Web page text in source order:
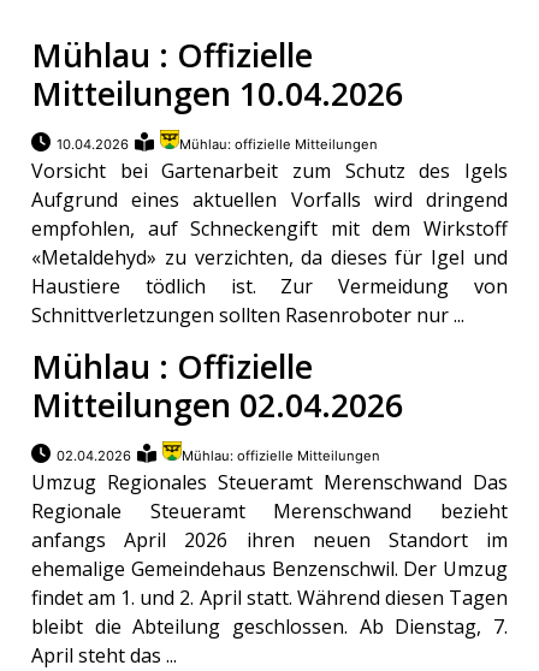
Mühlau : Offizielle
Mitteilungen 10.04.2026
10.04.2026 Mühlau: offizielle Mitteilungen
Vorsicht bei Gartenarbeit zum Schutz des Igels
Aufgrund eines aktuellen Vorfalls wird dringend
empfohlen, auf Schneckengift mit dem Wirkstoff
«Metaldehyd» zu verzichten, da dieses für Igel und
Haustiere tödlich ist. Zur Vermeidung von
Schnittverletzungen sollten Rasenroboter nur ...
Mühlau : Offizielle
Mitteilungen 02.04.2026
02.04.2026 Mühlau: offizielle Mitteilungen
Umzug Regionales Steueramt Merenschwand Das
Regionale Steueramt Merenschwand bezieht
anfangs April 2026 ihren neuen Standort im
ehemalige Gemeindehaus Benzenschwil. Der Umzug
findet am 1. und 2. April statt. Während diesen Tagen
bleibt die Abteilung geschlossen. Ab Dienstag, 7.
April steht das ...